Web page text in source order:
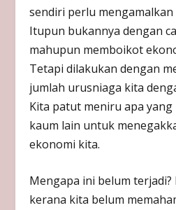
sendiri perlu mengamalkan
Itupun bukannya dengan
mahupun memboikot
Tetapi dilakukan dengan
jumlah urusniaga kita
Kita patut meniru apa
kaum lain untuk
ekonomi kita.
Mengapa ini belum
kerana kita belum